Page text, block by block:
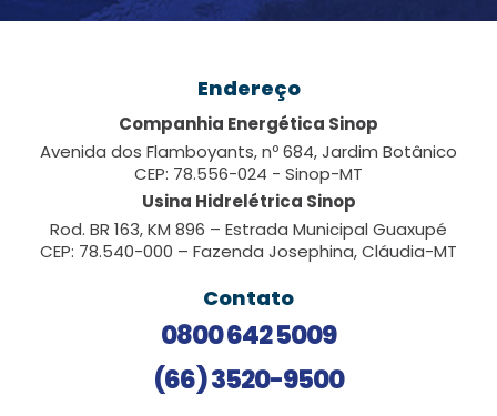
Endereço
Companhia Energética Sinop
Avenida dos Flamboyants, nº 684, Jardim Botânico
CEP: 78.556-024 - Sinop-MT
Usina Hidrelétrica Sinop
Rod. BR 163, KM 896 – Estrada Municipal Guaxupé
CEP: 78.540-000 – Fazenda Josephina, Cláudia-MT
Contato
0800 642 5009
(66) 3520-9500